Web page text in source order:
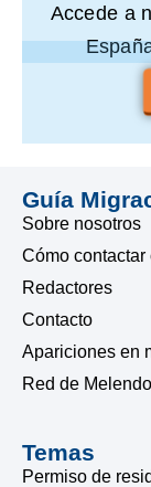
Accede a
Guía
Sobre nosotros
Cómo
Redactores
Contacto
Apariciones en
Red de
Temas
Permiso de